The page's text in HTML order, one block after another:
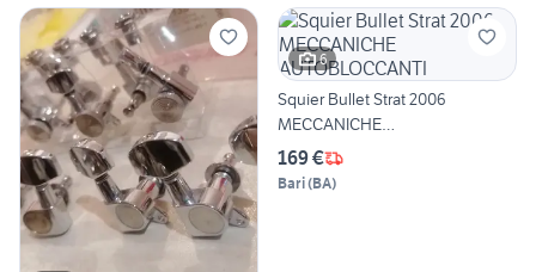
6
Squier Bullet Strat 2006
MECCANICHE
AUTOBLOCCANTI
169 €
Bari(BA)